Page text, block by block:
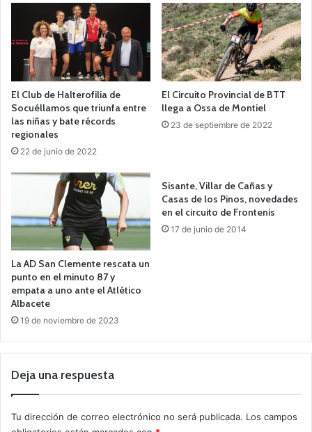
El Club de Halterofilia de
Socuéllamos que triunfa entre
las niñas y bate récords
regionales
22 de junio de 2022
El Circuito Provincial de BTT
llega a Ossa de Montiel
23 de septiembre de 2022
La AD San Clemente rescata un
punto en el minuto 87 y
empata a uno ante el Atlético
Albacete
19 de noviembre de 2023
Sisante, Villar de Cañas y
Casas de los Pinos, novedades
en el circuito de Frontenis
17 de junio de 2014
Deja una respuesta
Tu dirección de correo electrónico no será publicada. Los campos